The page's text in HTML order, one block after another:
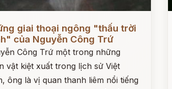
giai thoại ngông "thấu trời
của Nguyễn Công Trứ
Công Trứ một trong những
vật kiệt xuất trong lịch sử Việt
ông là vị quan thanh liêm nổi tiếng